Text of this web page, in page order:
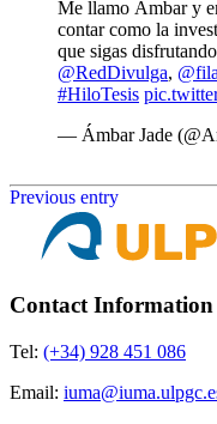
Me llamo Ámbar y
contar como la
que sigas
@RedDivulga,
#HiloTesis
— Ámbar Jade
Previous entry
Contact Information
Tel: (+34) 928 451 086
Email: